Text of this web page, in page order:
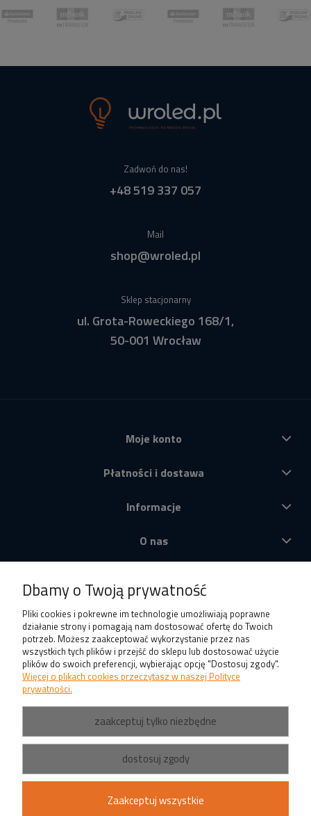
Zadwoń do nas!
+48 519 337 057
Mail
shop@wroled.pl
Sklep stacjonarny
ul. Grota-Roweckiego 168/1,
50-001 Wrocław
Moje konto
Płatności i dostawa
Informacje
O nas
Dbamy o Twoją prywatność
Pliki cookies i pokrewne im technologie umożliwiają poprawne
działanie strony i pomagają nam dostosować ofertę do Twoich
potrzeb. Możesz zaakceptować wykorzystanie przez nas
wszystkich tych plików i przejść do sklepu lub dostosować użycie
plików do swoich preferencji, wybierając opcję "Dostosuj zgody".
Więcej o plikach cookies przeczytasz w naszej Polityce
prywatności.
zaakceptuj tylko niezbędne
dostosuj zgody
Zaakceptuj wszystkie